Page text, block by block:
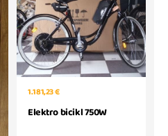
1.181,23 €
Elektro bicikl 750W